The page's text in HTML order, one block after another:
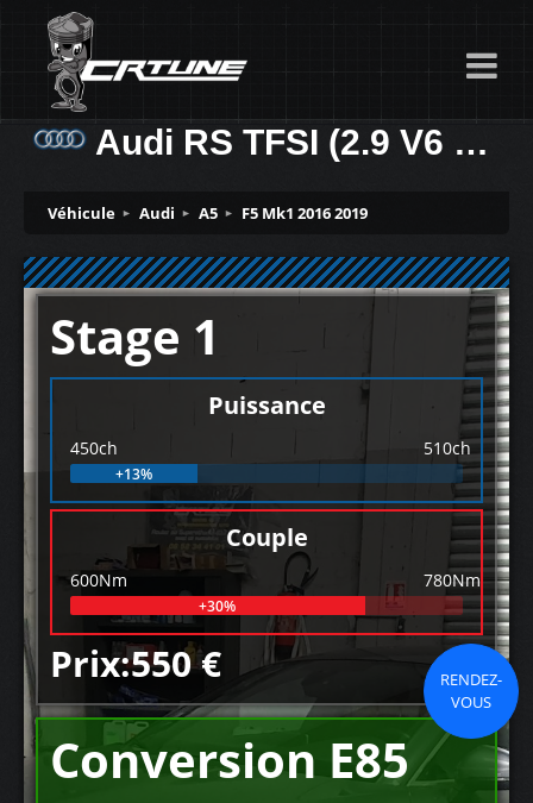
Audi RS TFSI (2.9 V6 BiTurbo) 450ch
Véhicule Audi A5 F5 Mk1 2016 2019
Stage 1
Puissance
450ch 510ch
+13%
Couple
600Nm 780Nm
+30%
Prix:550 €
RENDEZ-
VOUS
Conversion E85